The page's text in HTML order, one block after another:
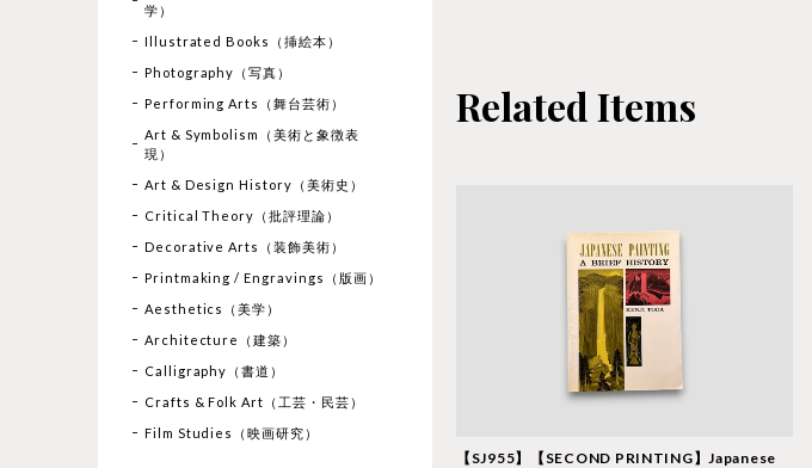
Related Items
【SJ955】【SECOND PRINTING】Japanese
学）
Illustrated Books（挿絵本）
Photography（写真）
Performing Arts（舞台芸術）
Art & Symbolism（美術と象徴表
現）
Art & Design History（美術史）
Critical Theory（批評理論）
Decorative Arts（装飾美術）
Printmaking / Engravings（版画）
Aesthetics（美学）
Architecture（建築）
Calligraphy（書道）
Crafts & Folk Art（工芸・民芸）
Film Studies（映画研究）